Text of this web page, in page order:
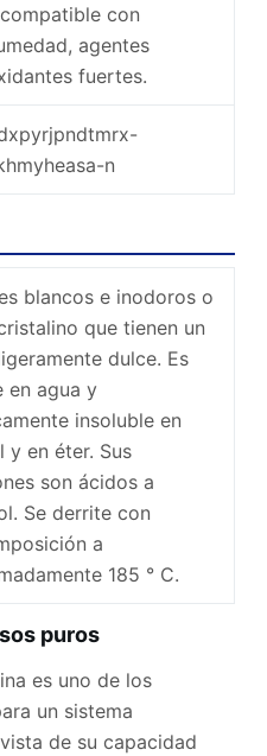
con
agentes
fuertes.
n
blancos e inodoros o
que tienen un
dulce. Es
en agua y
insoluble en
y en éter. Sus
son ácidos a
Se derrite con
a
185 ° C.
puros
es uno de los
un sistema
de su capacidad